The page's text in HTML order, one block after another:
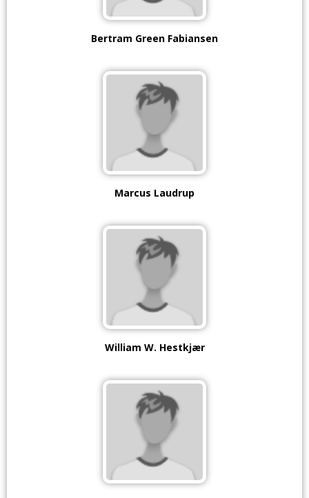
Bertram Green Fabiansen
Marcus Laudrup
William W. Hestkjær